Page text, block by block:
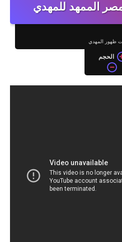
الممهد للمهدي
ظهور المهدي
الحجم